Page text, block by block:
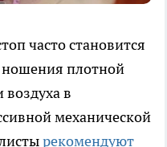
часто становится
ношения плотной
в
механической
рекомендуют